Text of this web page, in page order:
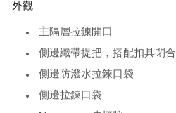
外觀
主隔層拉鍊開口
側邊織帶提把，搭配扣具閉合
側邊防潑水拉鍊口袋
側邊拉鍊口袋